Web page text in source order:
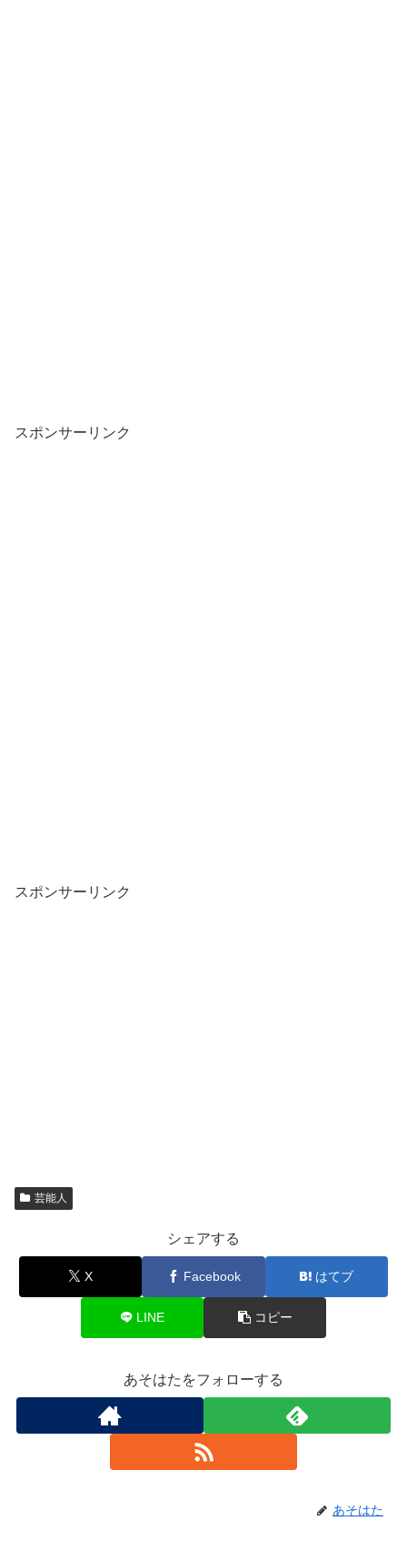
スポンサーリンク
スポンサーリンク
芸能人
シェアする
X Facebook はてブ
LINE コピー
あそはたをフォローする
あそはた